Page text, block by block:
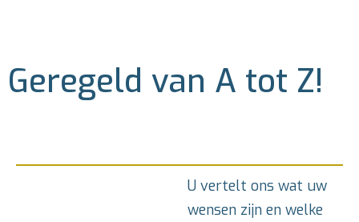
Geregeld van A tot Z!
U vertelt ons wat uw
wensen zijn en welke